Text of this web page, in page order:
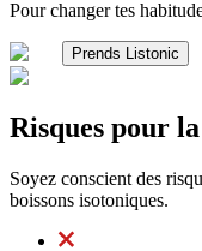
Pour changer tes
Prends Listonic
Risques pour
Soyez conscient des
boissons isotoniques.